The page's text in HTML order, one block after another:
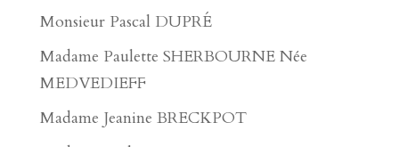
Monsieur Pascal DUPRÉ
Madame Paulette SHERBOURNE Née
MEDVEDIEFF
Madame Jeanine BRECKPOT